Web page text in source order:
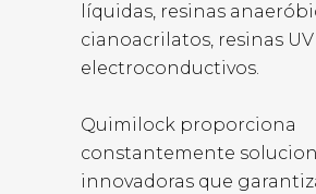
líquidas, resinas
cianoacrilatos, resinas UV
electroconductivos.
Quimilock proporciona
constantemente
innovadoras que